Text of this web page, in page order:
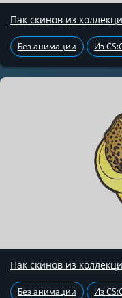
Пак скинов из
Без анимации Из
Пак скинов из
Без анимации Из